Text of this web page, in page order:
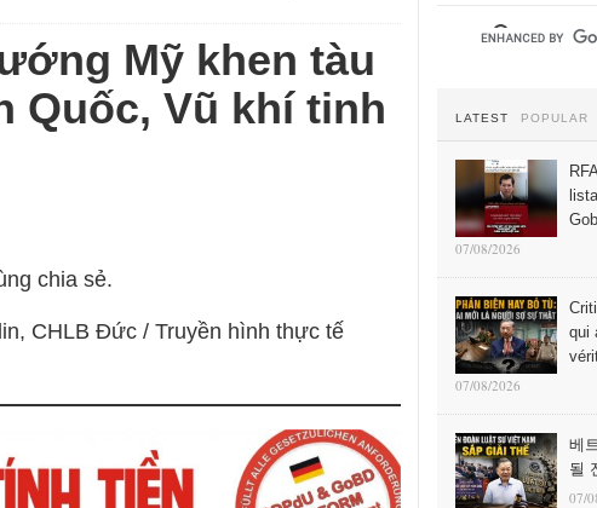
Mỹ khen tàu
Quốc, Vũ khí tinh
chia sẻ.
CHLB Đức / Truyền hình thực tế
LATEST POPULAR
07/08/2026
qui
07/08/2026
베
될
07/